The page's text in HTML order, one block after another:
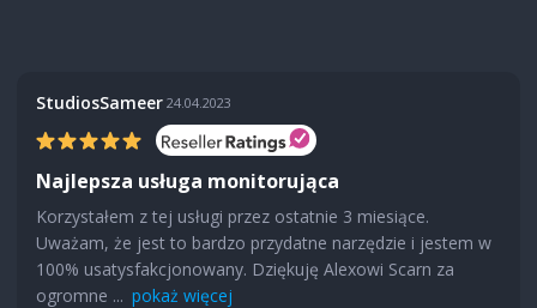
StudiosSameer 24.04.2023
Najlepsza usługa monitorująca
Korzystałem z tej usługi przez ostatnie 3 miesiące.
Uważam, że jest to bardzo przydatne narzędzie i jestem w
100% usatysfakcjonowany. Dziękuję Alexowi Scarn za
ogromne ... pokaż więcej